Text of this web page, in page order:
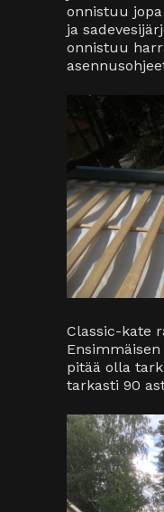
onnistuu
ja
onnistuu
Classic-kate
pitää olla
tarkasti 90